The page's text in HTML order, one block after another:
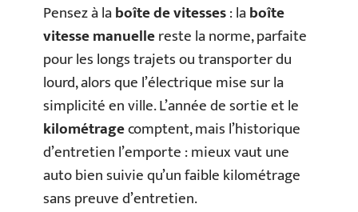
Pensez à laboîte de vitesses: laboîte
vitesse manuellereste la norme, parfaite
pour les longs trajets ou transporter du
lourd, alors que l’électrique mise sur la
simplicité en ville. L’année de sortie et le
kilométragecomptent, mais l’historique
d’entretien l’emporte : mieux vaut une
auto bien suivie qu’un faible kilométrage
sans preuve d’entretien.